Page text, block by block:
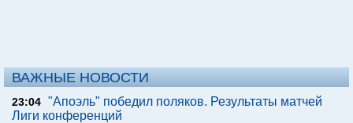
ВАЖНЫЕ НОВОСТИ
23:04 "Апоэль" победил поляков. Результаты матчей
Лиги конференций